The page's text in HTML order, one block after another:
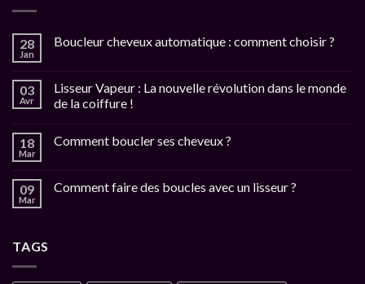
28
Jan
Boucleur cheveux automatique : comment choisir ?
03
Avr
Lisseur Vapeur : La nouvelle révolution dans le monde
de la coiffure !
18
Mar
Comment boucler ses cheveux ?
09
Mar
Comment faire des boucles avec un lisseur ?
TAGS